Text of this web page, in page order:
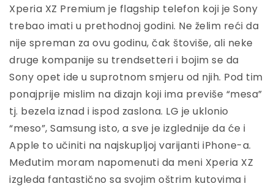
Xperia XZ Premium je flagship telefon koji je Sony
trebao imati u prethodnoj godini. Ne želim reći da
nije spreman za ovu godinu, čak štoviše, ali neke
druge kompanije su trendsetteri i bojim se da
Sony opet ide u suprotnom smjeru od njih. Pod tim
ponajprije mislim na dizajn koji ima previše “mesa”
tj. bezela iznad i ispod zaslona. LG je uklonio
“meso”, Samsung isto, a sve je izglednije da će i
Apple to učiniti na najskupljoj varijanti iPhone-a.
Međutim moram napomenuti da meni Xperia XZ
izgleda fantastično sa svojim oštrim kutovima i